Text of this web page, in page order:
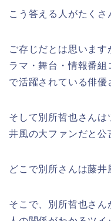
こう答える人がたく
ご存じだとは思いま
ラマ・舞台・情報番
で活躍されている俳優
そして別所哲也さん
井風の大ファンだと公
どこで別所さんは藤井
そこで、別所哲也さん